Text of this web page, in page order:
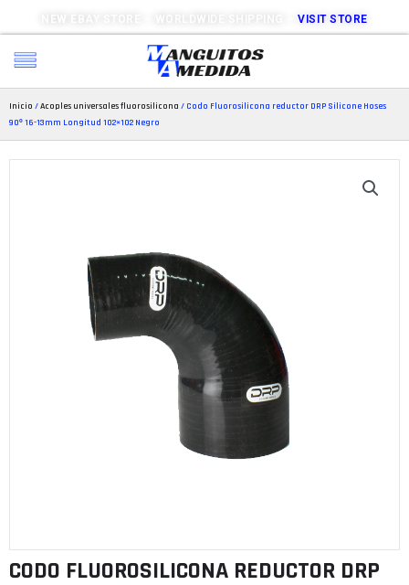
NEW EBAY STORE – WORLDWIDE SHIPPING –VISIT STORE
Inicio /Acoples universales fluorosilicona / Codo Fluorosilicona reductor DRP Silicone Hoses
90º 16-13mm Longitud 102×102 Negro
CODO FLUOROSILICONA REDUCTOR DRP